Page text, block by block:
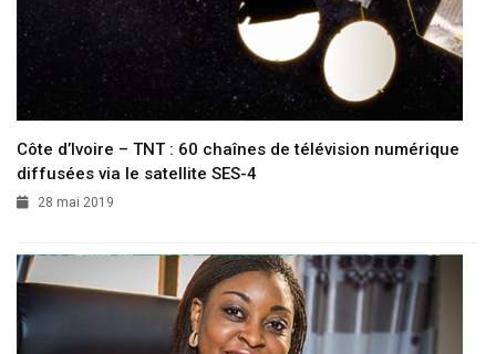
Côte d’Ivoire – TNT : 60 chaînes de télévision numérique
diffusées via le satellite SES-4
28 mai 2019